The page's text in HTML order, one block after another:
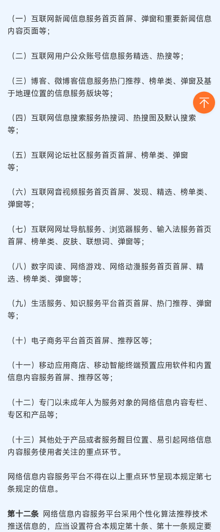
（一）互联网新闻信息服务首页首屏、弹窗和重要新闻信息
内容页面等；
（二）互联网用户公众账号信息服务精选、热搜等；
（三）博客、微博客信息服务热门推荐、榜单类、弹窗及基
于地理位置的信息服务版块等；
（四）互联网信息搜索服务热搜词、热搜图及默认搜索
等；
（五）互联网论坛社区服务首页首屏、榜单类、弹窗
等；
（六）互联网音视频服务首页首屏、发现、精选、榜单类、
弹窗等；
（七）互联网网址导航服务、浏览器服务、输入法服务首页
首屏、榜单类、皮肤、联想词、弹窗等；
（八）数字阅读、网络游戏、网络动漫服务首页首屏、精
选、榜单类、弹窗等；
（九）生活服务、知识服务平台首页首屏、热门推荐、弹窗
等；
（十）电子商务平台首页首屏、推荐区等；
（十一）移动应用商店、移动智能终端预置应用软件和内置
信息内容服务首屏、推荐区等；
（十二）专门以未成年人为服务对象的网络信息内容专栏、
专区和产品等；
（十三）其他处于产品或者服务醒目位置、易引起网络信息
内容服务使用者关注的重点环节。
网络信息内容服务平台不得在以上重点环节呈现本规定第七
条规定的信息。
第十二条 网络信息内容服务平台采用个性化算法推荐技术
推送信息的，应当设置符合本规定第十条、第十一条规定要